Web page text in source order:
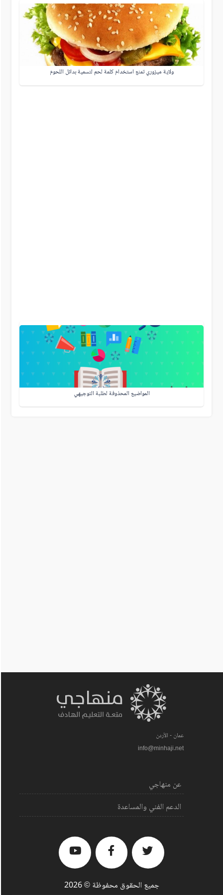
ولاية ميزوري تمنع استخدام كلمة لحم لتسمية بدائل اللحوم
المواضيع المحذوفة لطلبة التوجيهي
عمان - الأردن
info@minhaji.net
عن منهاجي
الدعم الفني والمساعدة
جميع الحقوق محفوظة © 2026